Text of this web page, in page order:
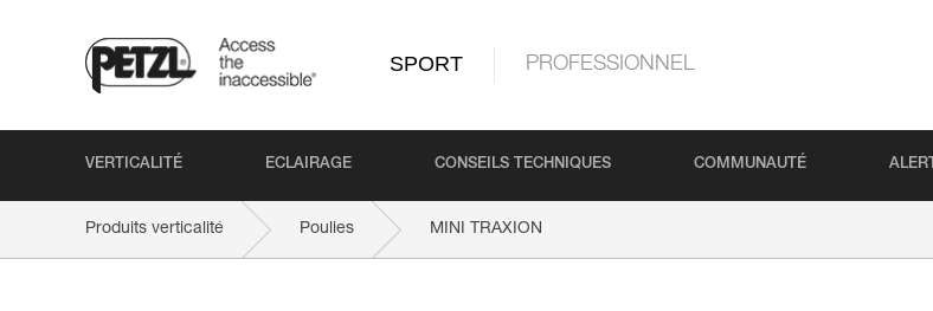
SPORT PROFESSIONNEL
VERTICALITÉ ECLAIRAGE CONSEILS TECHNIQUES COMMUNAUTÉ
Produits verticalité Poulies MINI TRAXION